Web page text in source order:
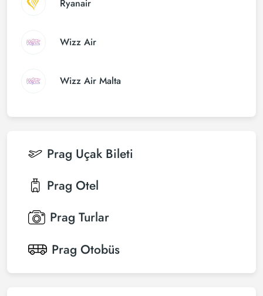
Ryanair
Wizz Air
Wizz Air Malta
Prag Uçak Bileti
Prag Otel
Prag Turlar
Prag Otobüs